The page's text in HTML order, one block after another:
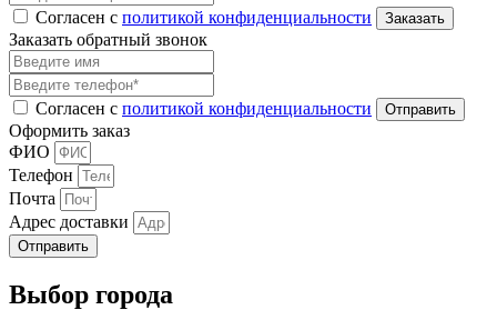
Согласен с политикой конфиденциальности
Заказать обратный звонок
Согласен с политикой конфиденциальности
Оформить заказ
ФИО
Телефон
Почта
Адрес доставки
Отправить
Выбор города